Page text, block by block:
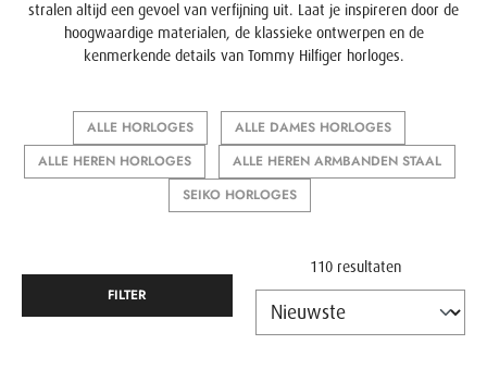
stralen altijd een gevoel van verfijning uit. Laat je inspireren door de
hoogwaardige materialen, de klassieke ontwerpen en de
kenmerkende details van Tommy Hilfiger horloges.
ALLE HORLOGES
ALLE DAMES HORLOGES
ALLE HEREN HORLOGES
ALLE HEREN ARMBANDEN STAAL
SEIKO HORLOGES
FILTER
110 resultaten